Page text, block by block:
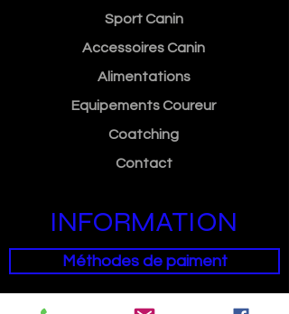
Sport Canin
Accessoires Canin
Alimentations
Equipements Coureur
Coatching
Contact
INFORMATION
Méthodes de paiment